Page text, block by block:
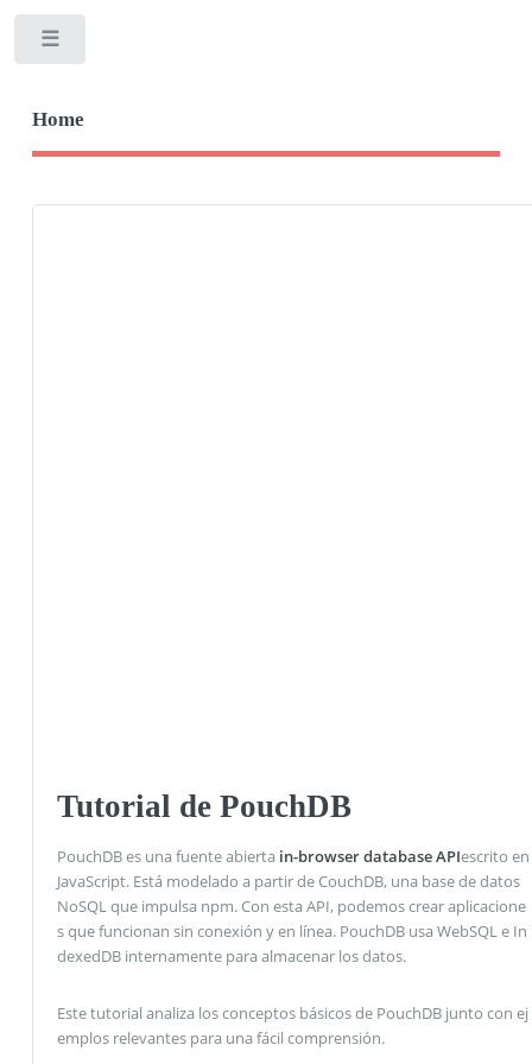
Home
Tutorial de PouchDB
PouchDB es una fuente abierta in-browser database APIescrito en
JavaScript. Está modelado a partir de CouchDB, una base de datos
NoSQL que impulsa npm. Con esta API, podemos crear aplicacione
s que funcionan sin conexión y en línea. PouchDB usa WebSQL e In
dexedDB internamente para almacenar los datos.
Este tutorial analiza los conceptos básicos de PouchDB junto con ej
emplos relevantes para una fácil comprensión.